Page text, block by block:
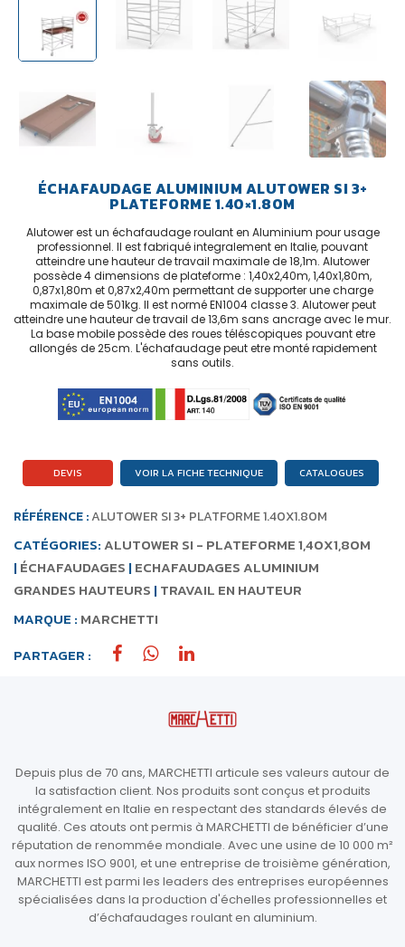
ÉCHAFAUDAGE ALUMINIUM ALUTOWER SI 3+
PLATEFORME 1.40×1.80M
Alutower est un échafaudage roulant en Aluminium pour usage
professionnel. Il est fabriqué integralement en Italie, pouvant
atteindre une hauteur de travail maximale de 18,1m. Alutower
possède 4 dimensions de plateforme : 1,40x2,40m, 1,40x1,80m,
0,87x1,80m et 0,87x2,40m permettant de supporter une charge
maximale de 501kg. Il est normé EN1004 classe 3. Alutower peut
atteindre une hauteur de travail de 13,6m sans ancrage avec le mur.
La base mobile possède des roues téléscopiques pouvant etre
allongés de 25cm. L'échafaudage peut etre monté rapidement
sans outils.
RÉFÉRENCE :ALUTOWER SI 3+ PLATFORME 1.40X1.80M
CATÉGORIES:ALUTOWER SI - PLATEFORME 1,40X1,80M
| ÉCHAFAUDAGES | ECHAFAUDAGES ALUMINIUM
GRANDES HAUTEURS | TRAVAIL EN HAUTEUR
MARQUE : MARCHETTI
PARTAGER :
DEVIS VOIR LA FICHE TECHNIQUE CATALOGUES
Depuis plus de 70 ans, MARCHETTI articule ses valeurs autour de
la satisfaction client. Nos produits sont conçus et produits
intégralement en Italie en respectant des standards élevés de
qualité. Ces atouts ont permis à MARCHETTI de bénéficier d’une
réputation de renommée mondiale. Avec une usine de 10 000 m²
aux normes ISO 9001, et une entreprise de troisième génération,
MARCHETTI est parmi les leaders des entreprises européennes
spécialisées dans la production d'échelles professionnelles et
d’échafaudages roulant en aluminium.